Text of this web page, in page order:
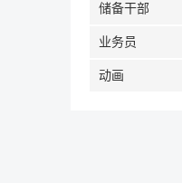
储备干部
业务员
动画